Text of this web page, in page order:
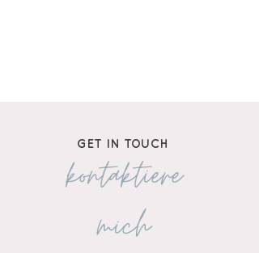
GET IN TOUCH
kontaktiere
mich